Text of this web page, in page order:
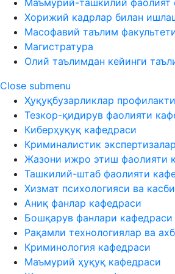
Маъмурий-ташкилий фаолият
Хорижий кадрлар билан
Масофавий таълим
Магистратура
Олий таълимдан кейинги
Close submenu
Ҳуқуқбузарликлар
Тезкор-қидирув фаолияти
Киберҳуқуқ кафедраси
Криминалистик
Жазони ижро этиш фаолияти
Ташкилий-штаб фаолияти
Хизмат психологияси ва
Аниқ фанлар кафедраси
Бошқарув фанлари кафедраси
Рақамли технологиялар ва
Криминология кафедраси
Маъмурий ҳуқуқ кафедраси